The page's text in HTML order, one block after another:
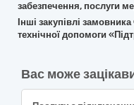
забезпечення, послуги
Інші закупівлі
технічної допомоги
Вас може